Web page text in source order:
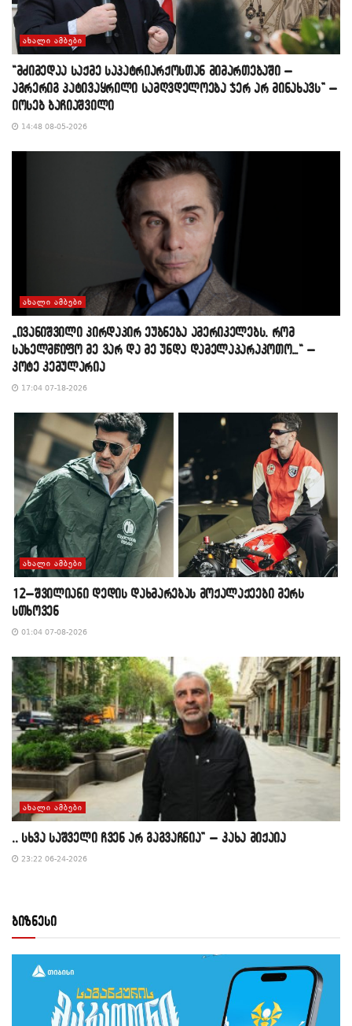
ᲐᲮᲐᲚᲘ ᲐᲛᲑᲔᲑᲘ
“მძიმედაა საქმე საპატრიარქოსთან მიმართებაში –
აგრერიგ პატივაყრილი სამღვდელოება ჯერ არ მინახავს” –
იოსებ ბაჩიაშვილი
14:48 08-05-2026
ᲐᲮᲐᲚᲘ ᲐᲛᲑᲔᲑᲘ
„ივანიშვილი პირდაპირ ეუბნება ამერიკელებს, რომ
სახელმწიფო მე ვარ და მე უნდა დამელაპარაკოთო…“ –
კოტე კემულარია
17:04 07-18-2026
ᲐᲮᲐᲚᲘ ᲐᲛᲑᲔᲑᲘ
12–შვილიანი დედის დახმარებას მოქალაქეები მერს
სთხოვენ
01:04 07-08-2026
ᲐᲮᲐᲚᲘ ᲐᲛᲑᲔᲑᲘ
,, სხვა საშველი ჩვენ არ გაგვაჩნია” – კახა მიქაია
23:22 06-24-2026
ბიზნესი